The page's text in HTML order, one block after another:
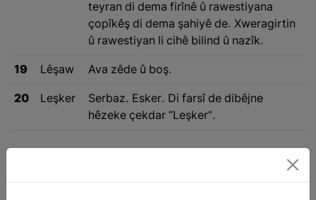
teyran di dema firînê û rawestiyana
çopîkêş di dema şahiyê de. Xweragirtin
û rawestiyan li cihê bilind û nazîk.
19 Lêşaw Ava zêde û boş.
20 Leşker
Serbaz. Esker. Di farsî de dibêjne
hêzeke çekdar “Leşker”.
Pêştir 1 2 3 Paşî